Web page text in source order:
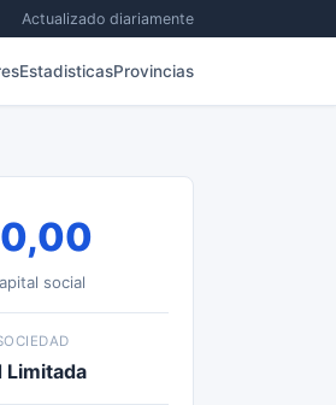
Actualizado diariamente
EstadisticasProvincias
social
Limitada